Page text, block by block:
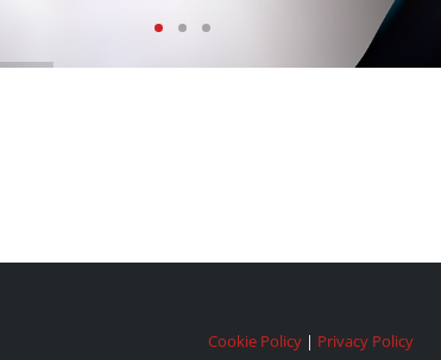
Cookie Policy | Privacy Policy